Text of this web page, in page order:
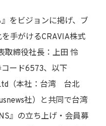
をビジョンに掲げ、ブ
手がけるCRAVIA株式
取締役社長：上田 怜
ード6573、以下
（本社：台湾 台北
社）と共同で台湾
』の立ち上げ・会員募